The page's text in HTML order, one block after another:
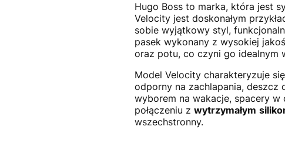
Hugo Boss to marka, która jest
Velocity jest doskonałym
sobie wyjątkowy styl,
pasek wykonany z wysokiej
oraz potu, co czyni go idealnym
Model Velocity charakteryzuje
odporny na zachlapania, deszcz
wyborem na wakacje, spacery
połączeniu zwytrzymałym
wszechstronny.